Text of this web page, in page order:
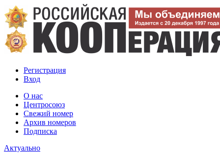
Регистрация
Вход
О нас
Центросоюз
Свежий номер
Архив номеров
Подписка
Актуально